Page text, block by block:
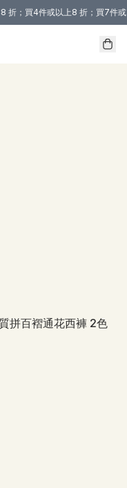
折；買4件或以上8 折；買7件
地送貨、本地取貨 )
拼百褶通花西褲 2色